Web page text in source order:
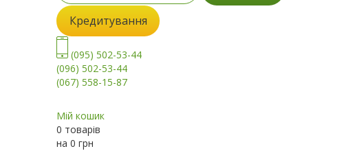
Кредитування
(095) 502-53-44
(096) 502-53-44
(067) 558-15-87
Мій кошик
0 товарів
на 0 грн